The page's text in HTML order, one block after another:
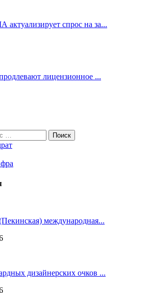
спрос на за...
лицензионное ...
международная...
дизайнерских очков ...